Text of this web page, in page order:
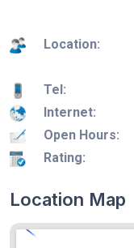
Location:
Tel:
Internet:
Open Hours:
Rating:
Location Map